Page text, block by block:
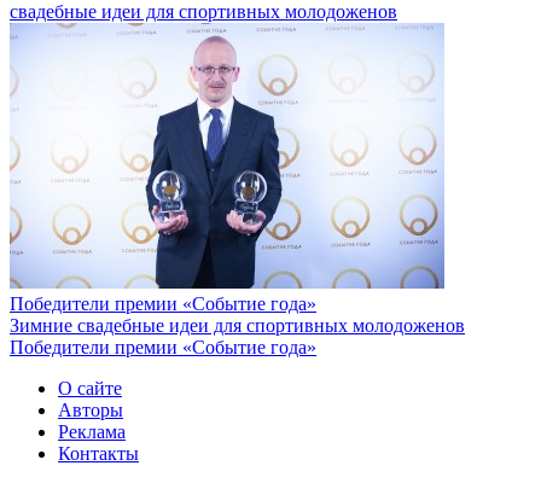
свадебные идеи для спортивных молодоженов
Победители премии «Событие года»
Зимние свадебные идеи для спортивных молодоженов
Победители премии «Событие года»
О сайте
Авторы
Реклама
Контакты